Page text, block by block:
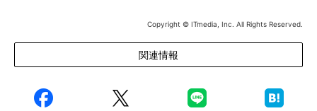
Copyright © ITmedia, Inc. All Rights Reserved.
関連情報